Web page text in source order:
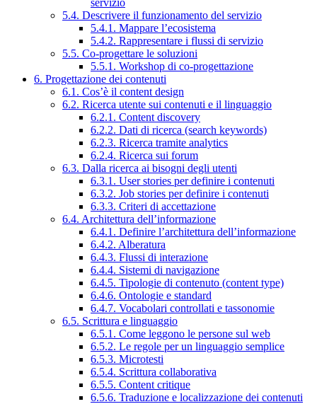
5.4. Descrivere il funzionamento del servizio
5.4.1. Mappare l’ecosistema
5.4.2. Rappresentare i flussi di servizio
5.5. Co-progettare le soluzioni
5.5.1. Workshop di co-progettazione
6. Progettazione dei contenuti
6.1. Cos’è il content design
6.2. Ricerca utente sui contenuti e il linguaggio
6.2.1. Content discovery
6.2.2. Dati di ricerca (search keywords)
6.2.3. Ricerca tramite analytics
6.2.4. Ricerca sui forum
6.3. Dalla ricerca ai bisogni degli utenti
6.3.1. User stories per definire i contenuti
6.3.2. Job stories per definire i contenuti
6.3.3. Criteri di accettazione
6.4. Architettura dell’informazione
6.4.1. Definire l’architettura dell’informazione
6.4.2. Alberatura
6.4.3. Flussi di interazione
6.4.4. Sistemi di navigazione
6.4.5. Tipologie di contenuto (content type)
6.4.6. Ontologie e standard
6.4.7. Vocabolari controllati e tassonomie
6.5. Scrittura e linguaggio
6.5.1. Come leggono le persone sul web
6.5.2. Le regole per un linguaggio semplice
6.5.3. Microtesti
6.5.4. Scrittura collaborativa
6.5.5. Content critique
6.5.6. Traduzione e localizzazione dei contenuti